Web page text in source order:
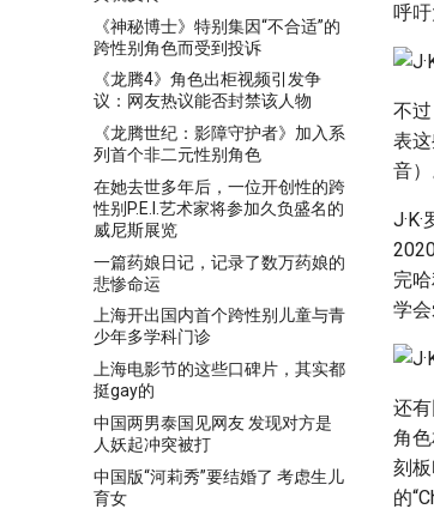
《神秘博士》特别集因“不合适”的
跨性别角色而受到投诉
《龙腾4》角色出柜视频引发争
议：网友热议能否封禁该人物
《龙腾世纪：影障守护者》加入系
列首个非二元性别角色
在她去世多年后，一位开创性的跨
性别P.E.I.艺术家将参加久负盛名的
威尼斯展览
一篇药娘日记，记录了数万药娘的
悲惨命运
上海开出国内首个跨性别儿童与青
少年多学科门诊
上海电影节的这些口碑片，其实都
挺gay的
中国两男泰国见网友 发现对方是
人妖起冲突被打
中国版“河莉秀”要结婚了 考虑生儿
育女
呼
不
表
音）
完
学
还
角
刻
的